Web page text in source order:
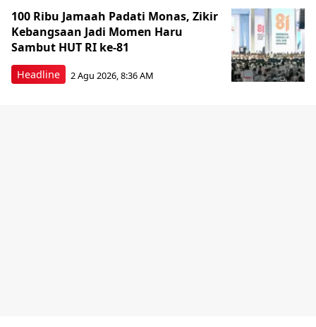
Headline
100 Ribu Jamaah Padati Monas, Zikir
Kebangsaan Jadi Momen Haru
Sambut HUT RI ke-81
2 Agu 2026, 8:36 AM